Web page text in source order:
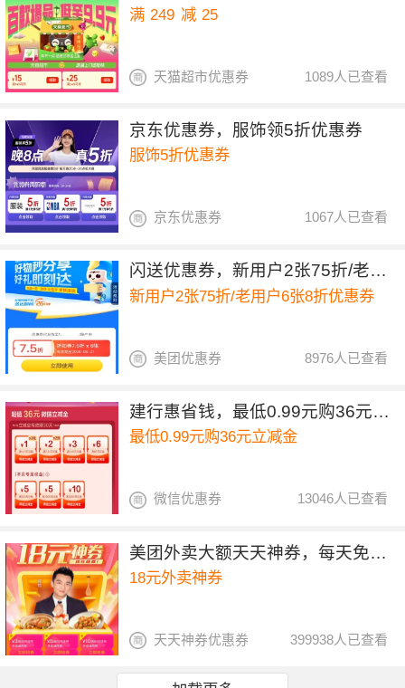
满 249 减 25
1089人已查看
天猫超市优惠券
京东优惠券，服饰领5折优惠券
服饰5折优惠券
1067人已查看
京东优惠券
闪送优惠券，新用户2张75折/老用户6张8折优惠券
新用户2张75折/老用户6张8折优惠券
8976人已查看
美团优惠券
建行惠省钱，最低0.99元购36元立减金
最低0.99元购36元立减金
13046人已查看
微信优惠券
美团外卖大额天天神券，每天免费开抢
18元外卖神券
399938人已查看
天天神券优惠券